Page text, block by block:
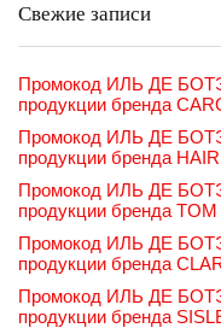
Свежие записи
Промокод ИЛЬ ДЕ
продукции бренда
Промокод ИЛЬ ДЕ
продукции бренда
Промокод ИЛЬ ДЕ
продукции бренда
Промокод ИЛЬ ДЕ
продукции бренда
Промокод ИЛЬ ДЕ
продукции бренда